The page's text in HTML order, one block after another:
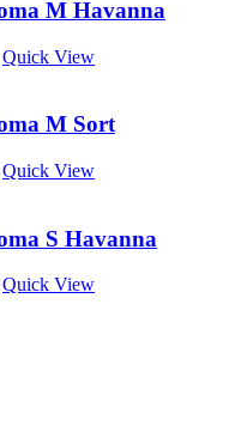
M Havanna
Quick View
M Sort
Quick View
S Havanna
Quick View